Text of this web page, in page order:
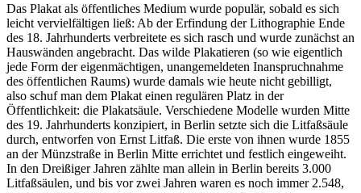
Das Plakat als öffentliches Medium wurde populär, sobald es sich
leicht vervielfältigen ließ: Ab der Erfindung der Lithographie Ende
des 18. Jahrhunderts verbreitete es sich rasch und wurde zunächst an
Hauswänden angebracht. Das wilde Plakatieren (so wie eigentlich
jede Form der eigenmächtigen, unangemeldeten Inanspruchnahme
des öffentlichen Raums) wurde damals wie heute nicht gebilligt,
also schuf man dem Plakat einen regulären Platz in der
Öffentlichkeit: die Plakatsäule. Verschiedene Modelle wurden Mitte
des 19. Jahrhunderts konzipiert, in Berlin setzte sich die Litfaßsäule
durch, entworfen von Ernst Litfaß. Die erste von ihnen wurde 1855
an der Münzstraße in Berlin Mitte errichtet und festlich eingeweiht.
In den Dreißiger Jahren zählte man allein in Berlin bereits 3.000
Litfaßsäulen, und bis vor zwei Jahren waren es noch immer 2.548,